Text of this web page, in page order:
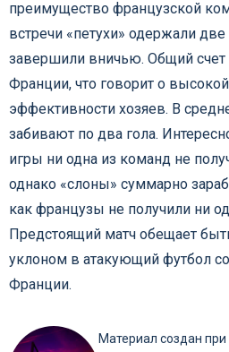
преимущество французской
встречи «петухи» одержали
завершили вничью. Общий счет
Франции, что говорит о
эффективности хозяев. В
забивают по два гола.
игры ни одна из команд не
однако «слоны» суммарно
как французы не получили ни
Предстоящий матч обещает
уклоном в атакующий футбол
Франции.
Материал создан